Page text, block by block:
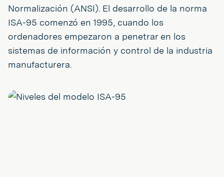
Normalización (ANSI). El desarrollo de la norma
ISA-95 comenzó en 1995, cuando los
ordenadores empezaron a penetrar en los
sistemas de información y control de la industria
manufacturera.